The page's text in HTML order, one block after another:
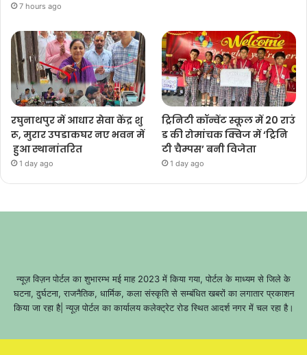
7 hours ago
रघुनाथपुर में आधार सेवा केंद्र शु
रू, मुरार उपडाकघर नए भवन में
हुआ स्थानांतरित
1 day ago
ट्रिनिटी कॉन्वेंट स्कूल में 20 राउं
ड की रोमांचक क्विज में ‘ट्रिनि
टी चैम्पस’ बनी विजेता
1 day ago
न्यूज़ विज़न पोर्टल का शुभारम्भ मई माह 2023 में किया गया, पोर्टल के माध्यम से जिले के
घटना, दुर्घटना, राजनैतिक, धार्मिक, कला संस्कृति से सम्बंधित खबरों का लगातार प्रकाशन
किया जा रहा है| न्यूज़ पोर्टल का कार्यालय कलेक्ट्रेट रोड स्थित आदर्श नगर में चल रहा है।